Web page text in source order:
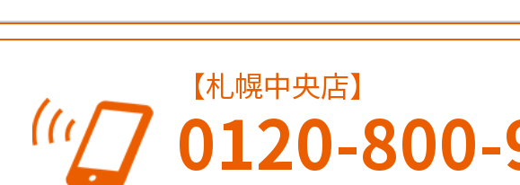
【札幌中央店】
0120-